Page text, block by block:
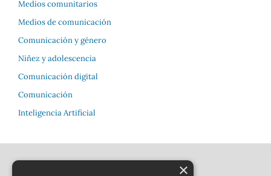
Medios comunitarios
Medios de comunicación
Comunicación y género
Niñez y adolescencia
Comunicación digital
Comunicación
Inteligencia Artificial
×